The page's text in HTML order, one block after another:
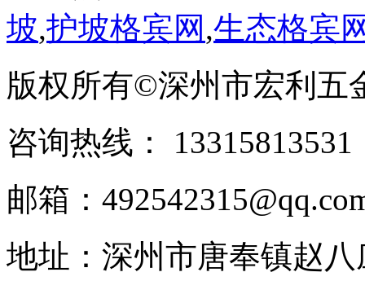
坡,护坡格宾网 ,生态格宾
版权所有©深州市宏利五
咨询热线：
邮箱：
地址：深州市唐奉镇赵